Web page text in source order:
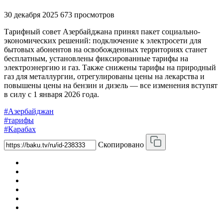
30 декабря 2025 673 просмотров
Тарифный совет Азербайджана принял пакет социально-
экономических решений: подключение к электросети для
бытовых абонентов на освобожденных территориях станет
бесплатным, установлены фиксированные тарифы на
электроэнергию и газ. Также снижены тарифы на природный
газ для металлургии, отрегулированы цены на лекарства и
повышены цены на бензин и дизель — все изменения вступят
в силу с 1 января 2026 года.
#Азербайджан
#тарифы
#Карабах
Скопировано